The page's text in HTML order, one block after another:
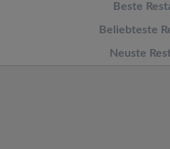
Beste
Beliebteste
Neuste